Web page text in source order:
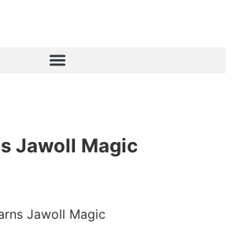
Jawoll Magic
Jawoll Magic